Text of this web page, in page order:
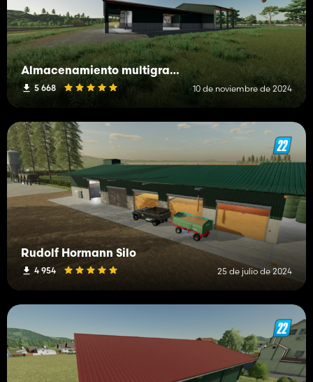
Almacenamiento multigranja
5 668 10 de noviembre de 2024
Rudolf Hormann Silo
4 954 25 de julio de 2024